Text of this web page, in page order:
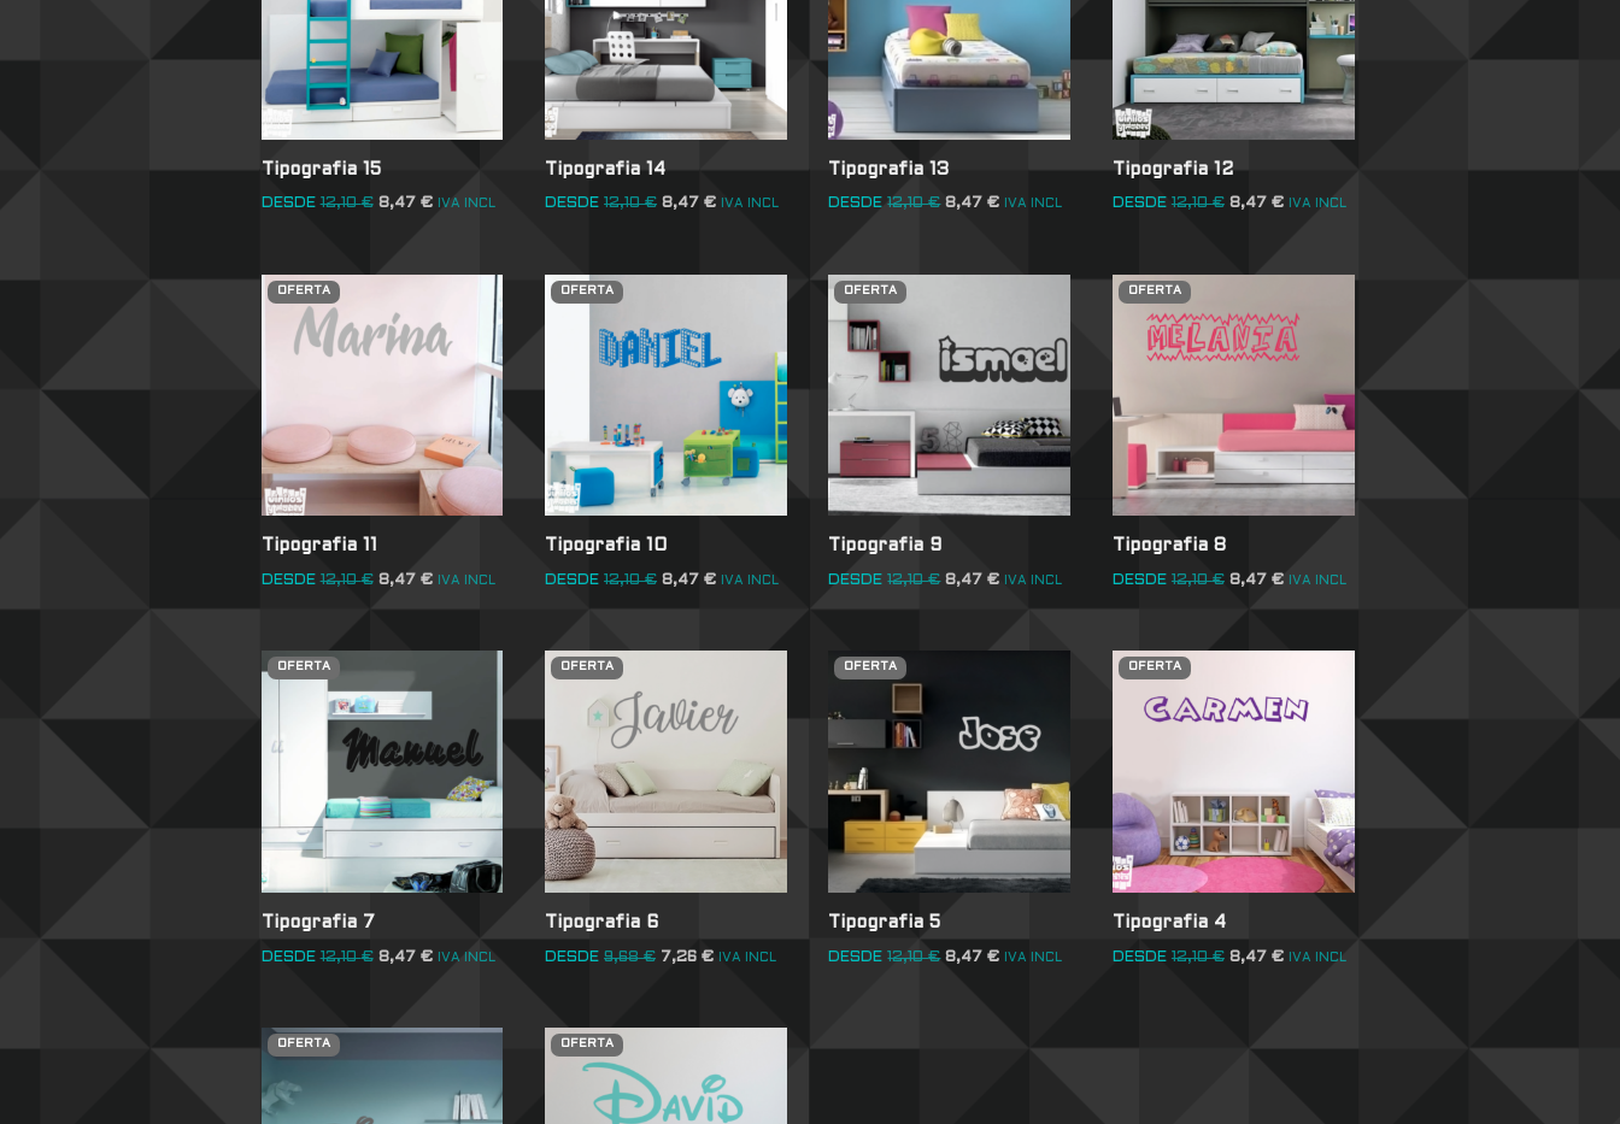
Tipografia 15
DESDE 12,10€ 8,47 € IVA INCL
Tipografia 14
DESDE 12,10€ 8,47€ IVA INCL
Tipografia 13
DESDE 12,10€ 8,47€ IVA INCL
Tipografia 12
DESDE 12,10€ 8,47 € IVA INCL
OFERTA
Tipografia 11
DESDE 12,10€ 8,47 € IVA INCL
OFERTA
Tipografia 10
DESDE 12,10€ 8,47€ IVA INCL
OFERTA
Tipografia 9
DESDE 12,10€ 8,47€ IVA INCL
OFERTA
Tipografia 8
DESDE 12,10€ 8,47 € IVA INCL
OFERTA
Tipografia 7
DESDE 12,10€ 8,47 € IVA INCL
OFERTA
Tipografia 6
DESDE 9,68€ 7,26€ IVA INCL
OFERTA
Tipografia 5
DESDE 12,10€ 8,47€ IVA INCL
OFERTA
Tipografia 4
DESDE 12,10€ 8,47 € IVA INCL
OFERTA OFERTA